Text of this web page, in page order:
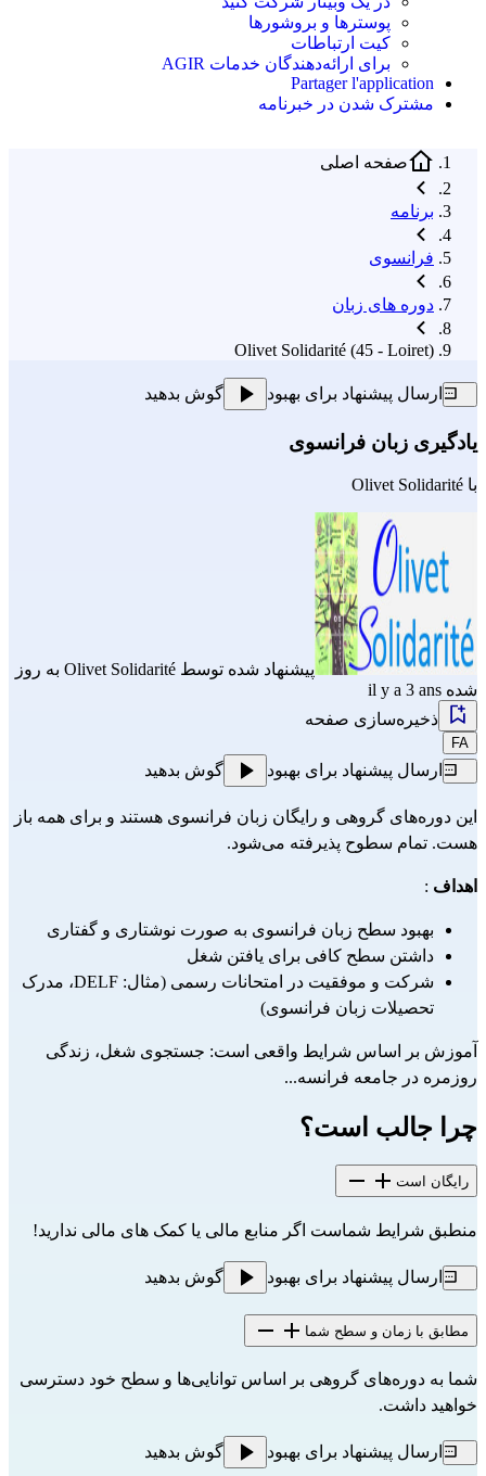
پوسترها و بروشورها
کیت ارتباطات
برای ارائه‌دهندگان خدمات AGIR
Partager l'application
مشترک شدن در خبرنامه
صفحه اصلی
برنامه
فرانسوی
دوره های زبان
Olivet Solidarité (45 - Loiret)
ارسال پیشنهاد برای بهبود گوش بدهید
یادگیری زبان فرانسوی
با Olivet Solidarité
پیشنهاد شده توسط Olivet Solidarité به روز
شده il y a 3 ans
ذخیره‌سازی صفحه
FA
ارسال پیشنهاد برای بهبود گوش بدهید
این دوره‌های گروهی و رایگان زبان فرانسوی هستند و برای همه باز
هست. تمام سطوح پذیرفته می‌شود.
اهداف :
بهبود سطح زبان فرانسوی به صورت نوشتاری و گفتاری
داشتن سطح کافی برای یافتن شغل
شرکت و موفقیت در امتحانات رسمی (مثال: DELF، مدرک
تحصیلات زبان فرانسوی)
آموزش بر اساس شرایط واقعی است: جستجوی شغل، زندگی
روزمره در جامعه فرانسه...
چرا جالب است؟
رایگان است
منطبق شرایط شماست اگر منابع مالی یا کمک های مالی ندارید!
ارسال پیشنهاد برای بهبود گوش بدهید
مطابق با زمان و سطح شما
شما به دوره‌های گروهی بر اساس توانایی‌ها و سطح خود دسترسی
خواهید داشت.
ارسال پیشنهاد برای بهبود گوش بدهید